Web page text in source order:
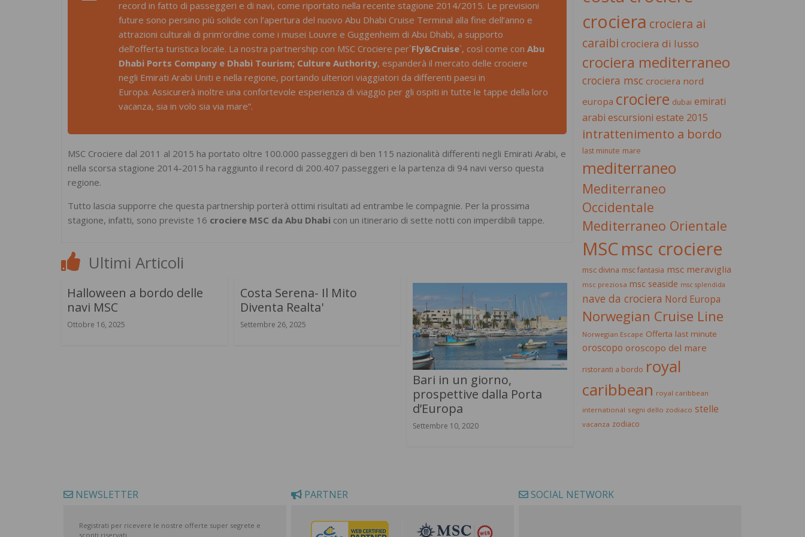
record in fatto di passeggeri e di navi, come riportato nella recente stagione 2014/2015. Le previsioni
future sono persino più solide con l’apertura del nuovo Abu Dhabi Cruise Terminal alla fine dell’anno e
attrazioni culturali di prim’ordine come i musei Louvre e Guggenheim di Abu Dhabi, a supporto
dell’offerta turistica locale. La nostra partnership con MSC Crociere per`Fly&Cruise`, così come con Abu
Dhabi Ports Company e Dhabi Tourism; Culture Authority, espanderà il mercato delle crociere
negli Emirati Arabi Uniti e nella regione, portando ulteriori viaggiatori da differenti paesi in
Europa. Assicurerà inoltre una confortevole esperienza di viaggio per gli ospiti in tutte le tappe della loro
vacanza, sia in volo sia via mare”.
MSC Crociere dal 2011 al 2015 ha portato oltre 100.000 passeggeri di ben 115 nazionalità differenti negli Emirati Arabi, e
nella scorsa stagione 2014-2015 ha raggiunto il record di 200.407 passeggeri e la partenza di 94 navi verso questa
regione.
Tutto lascia supporre che questa partnership porterà ottimi risultati ad entrambe le compagnie. Per la prossima
stagione, infatti, sono previste 16 crociere MSC da Abu Dhabi con un itinerario di sette notti con imperdibili tappe.
Ultimi Articoli
Halloween a bordo delle
navi MSC
Ottobre 16, 2025
Costa Serena- Il Mito
Diventa Realta'
Settembre 26, 2025
Bari in un giorno,
prospettive dalla Porta
d’Europa
Settembre 10, 2020
crociera crociera ai
caraibi crociera di lusso
crociera mediterraneo
crociera msc crociera nord
europa crociere dubai emirati
arabi escursioni estate 2015
intrattenimento a bordo
last minute mare
mediterraneo
Mediterraneo
Occidentale
Mediterraneo Orientale
MSCmsc crociere
msc divina msc fantasia msc meraviglia
msc preziosa msc seaside msc splendida
nave da crociera Nord Europa
Norwegian Cruise Line
Norwegian Escape Offerta last minute
oroscopo oroscopo del mare
ristoranti a bordo royal
caribbean royal caribbean
international segni dello zodiaco stelle
vacanza zodiaco
NEWSLETTER
Registrati per ricevere le nostre offerte super segrete e
sconti riservati
PARTNER SOCIAL NETWORK